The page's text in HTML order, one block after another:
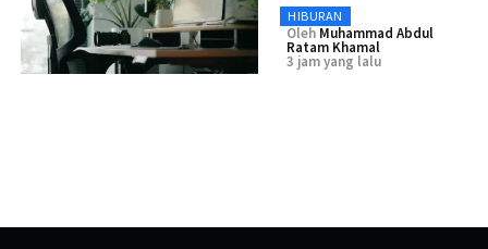
HIBURAN
Oleh Muhammad Abdul
Ratam Khamal
3 jam yang lalu